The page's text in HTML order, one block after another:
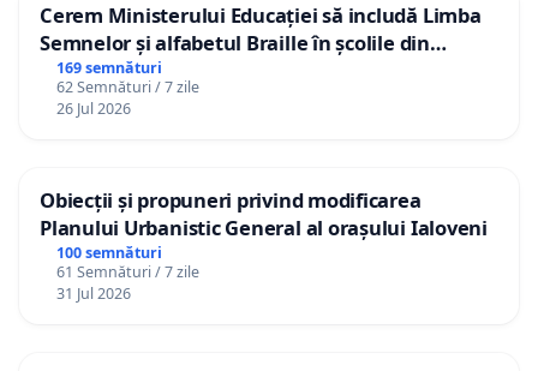
Cerem Ministerului Educației să includă Limba
Semnelor și alfabetul Braille în școlile din
Republica Moldova!
169 semnături
62 Semnături / 7 zile
26 Jul 2026
Obiecții și propuneri privind modificarea
Planului Urbanistic General al orașului Ialoveni
100 semnături
61 Semnături / 7 zile
31 Jul 2026